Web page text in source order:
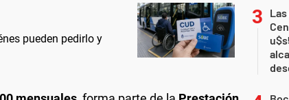
pueden pedirlo y